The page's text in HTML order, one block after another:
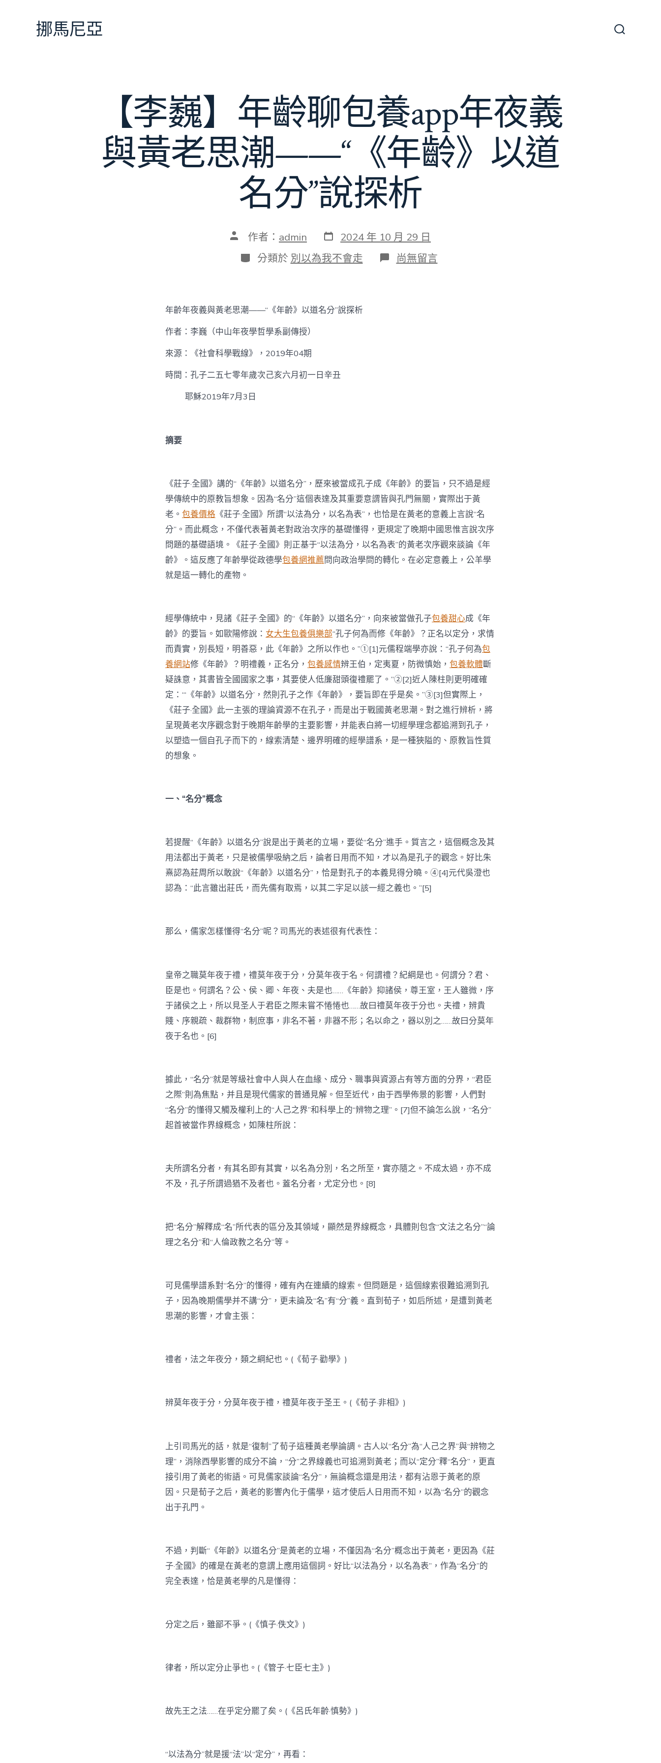
挪馬尼亞
【李巍】年齡聊包養app年夜義
與黃老思潮——“《年齡》以道
名分”說探析
文 作者： admin 發
表
日
期
2024 年 10 月 29 日
分
類
分類於 別以為我不會走 在
〈【李
分”
說
探
析〉
中
尚無留言
年齡年夜義與黃老思潮——“《年齡》以道名分”說探析
作者：李巍（中山年夜學哲學系副傳授）
來源：《社會科學戰線》，2019年04期
時間：孔子二五七零年歲次己亥六月初一日辛丑
耶穌2019年7月3日
摘要
《莊子·全國》講的“《年齡》以道名分”，歷來被當成孔子成《年齡》的要旨，只不過是經
學傳統中的原教旨想象。因為“名分”這個表達及其重要意謂皆與孔門無關，實際出于黃
老。 包養價格 《莊子·全國》所謂“以法為分，以名為表”，也恰是在黃老的意義上言說“名
分”。而此概念，不僅代表著黃老對政治次序的基礎懂得，更規定了晚期中國思惟言說次序
問題的基礎語境。《莊子·全國》則正基于“以法為分，以名為表”的黃老次序觀來談論《年
齡》。這反應了年齡學從政德學包養網推薦問向政治學問的轉化。在必定意義上，公羊學
就是這一轉化的產物。
經學傳統中，見諸《莊子·全國》的“《年齡》以道名分”，向來被當做孔子包養甜心成《年
齡》的要旨。如歐陽修說： 女大生包養俱樂部“孔子何為而修《年齡》？正名以定分，求情
而責實，別長短，明善惡，此《年齡》之所以作也。”①[1]元儒程端學亦說：“孔子何為包
養網站修《年齡》？明禮義，正名分， 包養感情辨王伯，定夷夏，防微慎始， 包養軟體斷
疑誅意，其書皆全國國家之事，其要使人低廉甜頭復禮罷了。”②[2]近人陳柱則更明確確
定：“‘《年齡》以道名分’，然則孔子之作《年齡》，要旨即在乎是矣。”③[3]但實際上，
《莊子·全國》此一主張的理論資源不在孔子，而是出于戰國黃老思潮。對之進行辨析，將
呈現黃老次序觀念對于晚期年齡學的主要影響，并能表白將一切經學理念都追溯到孔子，
以塑造一個自孔子而下的，線索清楚、邊界明確的經學譜系，是一種狹隘的、原教旨性質
的想象。
一、“名分”概念
若提醒“《年齡》以道名分”說是出于黃老的立場，要從“名分”進手。質言之，這個概念及其
用法都出于黃老，只是被儒學吸納之后，論者日用而不知，才以為是孔子的觀念。好比朱
熹認為莊周所以敢說“《年齡》以道名分”，恰是對孔子的本義見得分曉。④[4]元代吳澄也
認為：“此言雖出莊氏，而先儒有取焉，以其二字足以該一經之義也。”[5]
那么，儒家怎樣懂得“名分”呢？司馬光的表述很有代表性：
皇帝之職莫年夜于禮，禮莫年夜于分，分莫年夜于名。何謂禮？紀綱是也。何謂分？君、
臣是也。何謂名？公、侯、卿、年夜、夫是也……《年齡》抑諸侯，尊王室，王人雖微，序
于諸侯之上，所以見圣人于君臣之際未嘗不惓惓也……故曰禮莫年夜于分也。夫禮，辨貴
賤、序親疏、裁群物，制庶事，非名不著，非器不形；名以命之，器以別之……故曰分莫年
夜于名也。[6]
據此，“名分”就是等級社會中人與人在血緣、成分、職事與資源占有等方面的分界，“君臣
之際”則為焦點，并且是現代儒家的普通見解。但至近代，由于西學佈景的影響，人們對
“名分”的懂得又觸及權利上的“人己之界”和科學上的“辨物之理”。[7]但不論怎么說，“名分”
起首被當作界線概念，如陳柱所說：
夫所謂名分者，有其名即有其實，以名為分別，名之所至，實亦隨之。不成太過，亦不成
不及，孔子所謂過猶不及者也。蓋名分者，尤定分也。[8]
把“名分”解釋成“名”所代表的區分及其領域，顯然是界線概念，具體則包含“文法之名分”“論
理之名分”和“人倫政教之名分”等。
可見儒學譜系對“名分”的懂得，確有內在連續的線索。但問題是，這個線索很難追溯到孔
子，因為晚期儒學并不講“分”，更未論及“名”有“分”義。直到荀子，如后所述，是遭到黃老
思潮的影響，才會主張：
禮者，法之年夜分，類之綱紀也。(《荀子·勸學》)
辨莫年夜于分，分莫年夜于禮，禮莫年夜于圣王。(《荀子·非相》)
上引司馬光的話，就是“復制”了荀子這種黃老學論調。古人以“名分”為“人己之界”與“辨物之
理”，消除西學影響的成分不論，“分”之界線義也可追溯到黃老；而以“定分”釋“名分”，更直
接引用了黃老的術語。可見儒家談論“名分”，無論概念還是用法，都有沾恩于黃老的原
因。只是荀子之后，黃老的影響內化于儒學，這才使后人日用而不知，以為“名分”的觀念
出于孔門。
不過，判斷“《年齡》以道名分”是黃老的立場，不僅因為“名分”概念出于黃老，更因為《莊
子·全國》的確是在黃老的意謂上應用這個詞。好比“以法為分，以名為表”，作為“名分”的
完全表達，恰是黃老學的凡是懂得：
分定之后，雖鄙不爭。(《慎子·佚文》)
律者，所以定分止爭也。(《管子·七臣七主》)
故先王之法……在乎定分罷了矣。(《呂氏年齡·慎勢》)
“以法為分”就是援“法”以“定分”，再看：